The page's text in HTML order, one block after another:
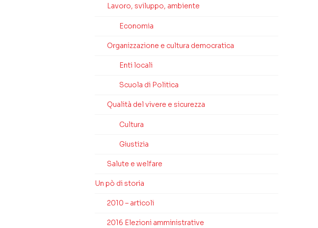
Lavoro, sviluppo, ambiente
Economia
Organizzazione e cultura democratica
Enti locali
Scuola di Politica
Qualità del vivere e sicurezza
Cultura
Giustizia
Salute e welfare
Un pò di storia
2010 – articoli
2016 Elezioni amministrative